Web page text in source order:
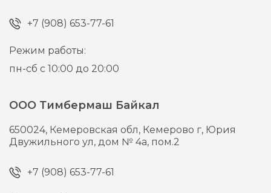
+7 (908) 653-77-61
Режим работы:
пн-сб с 10:00 до 20:00
ООО Тимбермаш Байкал
650024, Кемеровская обл, Кемерово г, Юрия
Двужильного ул, дом № 4а, пом.2
+7 (908) 653-77-61